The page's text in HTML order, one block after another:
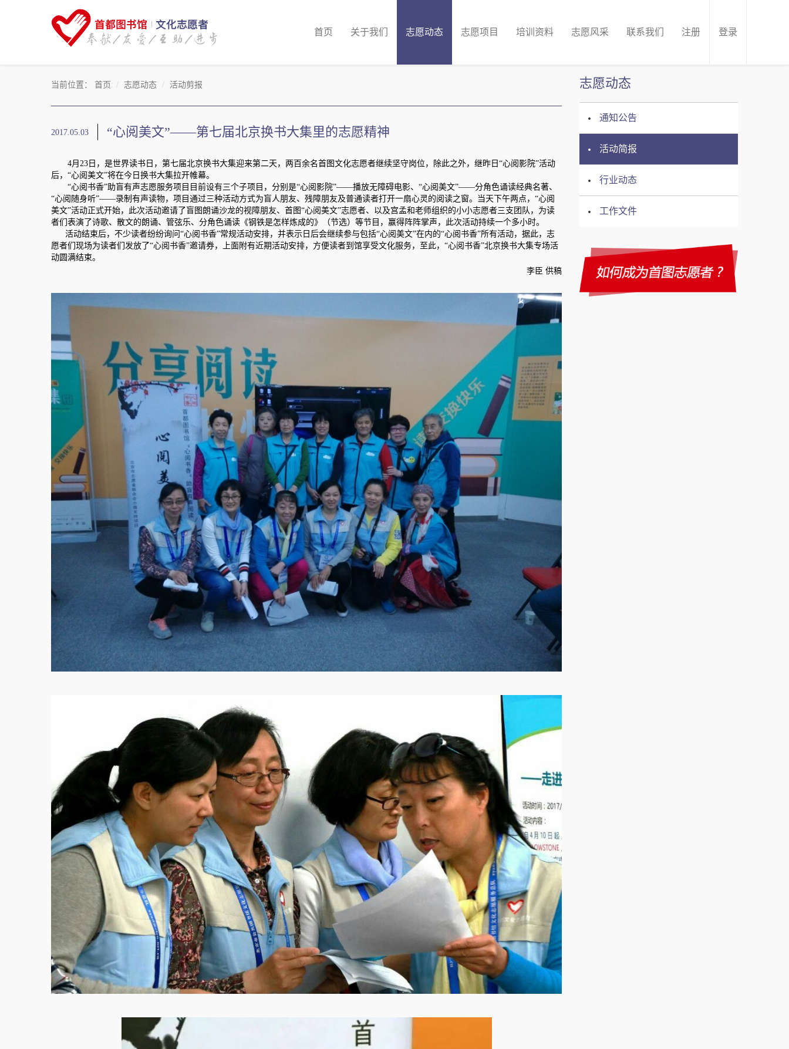
首页 关于我们 志愿动态 志愿项目 培训资料 志愿风采 联系我们 注册 登录
志愿动态
通知公告
活动简报
行业动态
工作文件
当前位置： 首页 志愿动态 活动剪报
2017.05.03 “心阅美文”——第七届北京换书大集里的志愿精神
4月23日，是世界读书日，第七届北京换书大集迎来第二天，两百余名首图文化志愿者继续坚守岗位，除此之外，继昨日“心阅影院”活动
后，“心阅美文”将在今日换书大集拉开帷幕。
“心阅书香”助盲有声志愿服务项目目前设有三个子项目，分别是“心阅影院”——播放无障碍电影、“心阅美文”——分角色诵读经典名著、
“心阅随身听”——录制有声读物，项目通过三种活动方式为盲人朋友、残障朋友及普通读者打开一扇心灵的阅读之窗。当天下午两点，“心阅
美文”活动正式开始，此次活动邀请了盲图朗诵沙龙的视障朋友、首图“心阅美文”志愿者、以及宫孟和老师组织的小小志愿者三支团队，为读
者们表演了诗歌、散文的朗诵、管弦乐、分角色诵读《钢铁是怎样炼成的》（节选）等节目，赢得阵阵掌声，此次活动持续一个多小时。
活动结束后，不少读者纷纷询问“心阅书香”常规活动安排，并表示日后会继续参与包括“心阅美文”在内的“心阅书香”所有活动，据此，志
愿者们现场为读者们发放了“心阅书香”邀请券，上面附有近期活动安排，方便读者到馆享受文化服务，至此，“心阅书香”北京换书大集专场活
动圆满结束。
李臣 供稿